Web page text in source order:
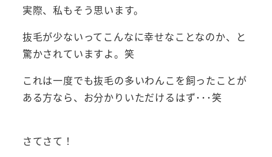
実際、私もそう思います。
抜毛が少ないってこんなに幸せなことなのか、と
驚かされていますよ。笑
これは一度でも抜毛の多いわんこを飼ったことが
ある方なら、お分かりいただけるはず･･･笑
さてさて！